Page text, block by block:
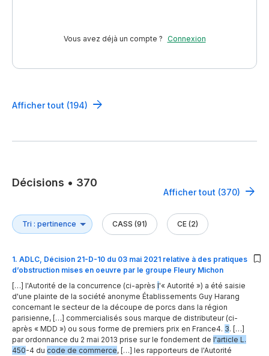
Vous avez déjà un compte ? Connexion
Afficher tout (194)
Décisions • 370
Afficher tout (370)
CASS (91) CE (2)
1. ADLC, Décision 21-D-10 du 03 mai 2021 relative à des pratiques
d’obstruction mises en oeuvre par le groupe Fleury Michon
[…] l'Autorité de la concurrence (ci-après l'« Autorité ») a été saisie
d'une plainte de la société anonyme Établissements Guy Harang
concernant le secteur de la découpe de porcs dans la région
parisienne, […] commercialisés sous marque de distributeur (ci-
après « MDD ») ou sous forme de premiers prix en France4. 3. […]
par ordonnance du 2 mai 2013 prise sur le fondement de l'article L.
450-4 du code de commerce, […] les rapporteurs de l'Autorité